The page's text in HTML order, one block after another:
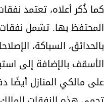
كما ذُكر أعلاه، تعتمد
المحتفظ بها. تشمل نفقات
بالحدائق، السباكة،
الأسقف بالإضافة إلى
على مالكي المنازل أيضًا